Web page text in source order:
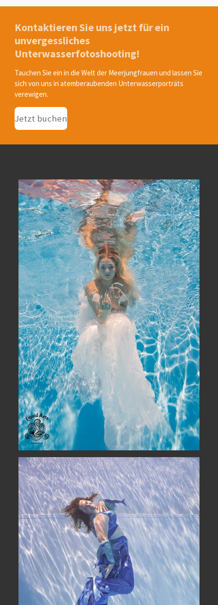
Kontaktieren Sie uns jetzt für ein
unvergessliches
Unterwasserfotoshooting!
Tauchen Sie ein in die Welt der Meerjungfrauen und lassen Sie
sich von uns in atemberaubenden Unterwasserporträts
verewigen.
Jetzt buchen